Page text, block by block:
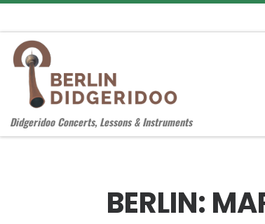
Didgeridoo Concerts, Lessons & Instruments
BERLIN: